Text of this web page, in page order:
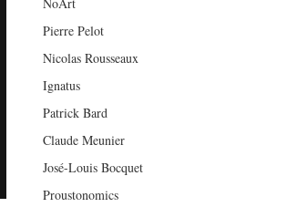
Pierre Pelot
Nicolas Rousseaux
Ignatus
Patrick Bard
Claude Meunier
José-Louis Bocquet
Proustonomics